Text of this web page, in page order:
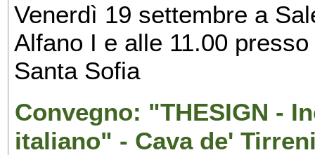
Venerdì 19 settembre a
Alfano I e alle 11.00
Santa Sofia
Convegno: "THESIGN -
italiano" - Cava de'